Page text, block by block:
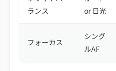
ランス
or 日光
フォーカス
シング
ルAF